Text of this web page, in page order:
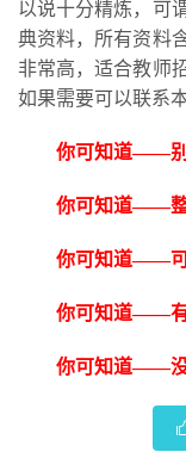
以说十分精炼，可
典资料，所有资料
非常高，适合教师
如果需要可以联系
你可知道——别
你可知道——整
你可知道——可
你可知道——有
你可知道——没